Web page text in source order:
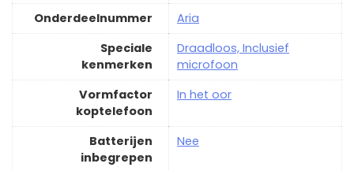
Onderdeelnummer
‎Aria
Speciale
kenmerken
‎Draadloos, Inclusief
microfoon
Vormfactor
koptelefoon
‎In het oor
Batterijen
inbegrepen
‎Nee